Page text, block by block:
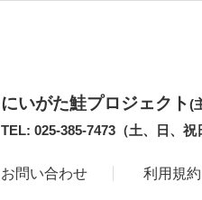
にいがた鮭プロジェクト(
TEL: 025-385-7473（土、日、
お問い合わせ 利用規約